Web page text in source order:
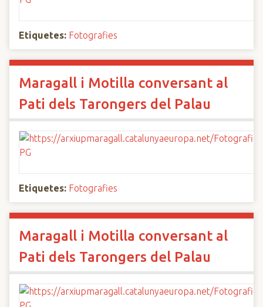
Etiquetes: Fotografies
Maragall i Motilla conversant al
Pati dels Tarongers del Palau
Etiquetes: Fotografies
Maragall i Motilla conversant al
Pati dels Tarongers del Palau